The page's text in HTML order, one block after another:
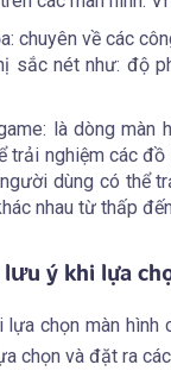
chuyên về các
sắc nét như: độ
là dòng
trải nghiệm các
dùng có thể
nhau từ thấp
lưu ý khi lựa
chọn màn hình
chọn và đặt ra